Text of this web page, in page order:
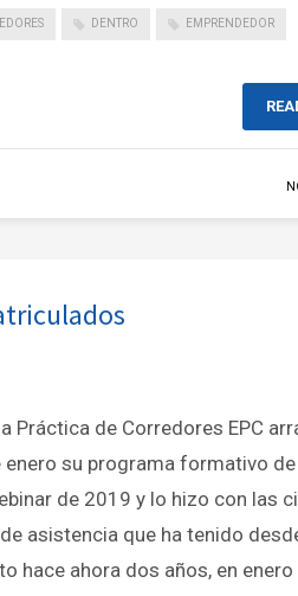
DENTRO EMPRENDEDOR
Práctica de Corredores EPC
enero su programa formativo de
de 2019 y lo hizo con las
asistencia que ha tenido
hace ahora dos años, en enero